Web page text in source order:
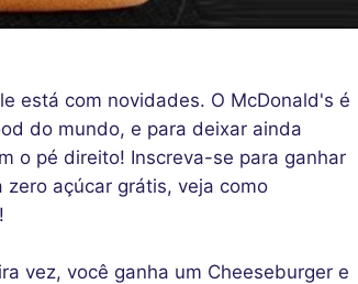
está com novidades. O McDonald's é
do mundo, e para deixar ainda
o pé direito! Inscreva-se para ganhar
açúcar grátis, veja como
vez, você ganha um Cheeseburger e